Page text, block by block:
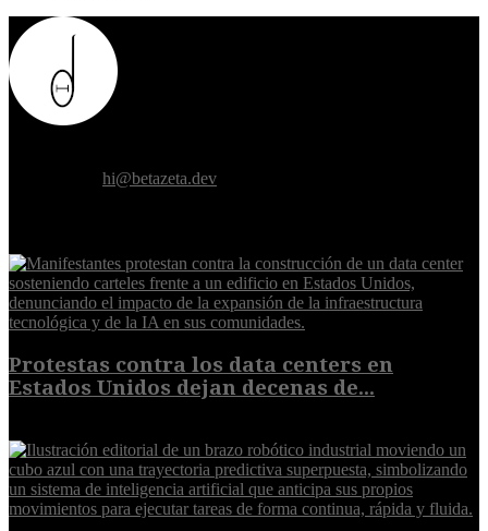
hi@betazeta.dev
Protestas contra los data centers en
Estados Unidos dejan decenas de...